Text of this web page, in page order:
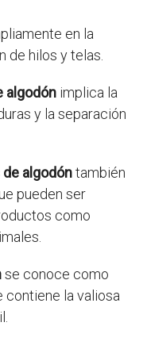
en la
de hilos y telas.
algodón implica la
y la separación
algodóntambién
pueden ser
como
se conoce como
contiene la valiosa